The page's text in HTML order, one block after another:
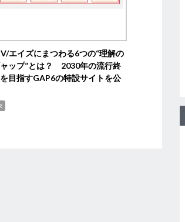
エイズにまつわる6つの“理解の
ップ”とは？ 2030年の流行終
目指すGAP6の特設サイトを公